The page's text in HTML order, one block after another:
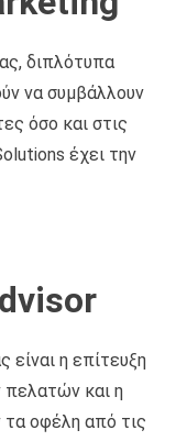
διπλότυπα
να συμβάλλουν
όσο και στις
έχει την
η επίτευξη
πελατών και η
τα οφέλη από τις